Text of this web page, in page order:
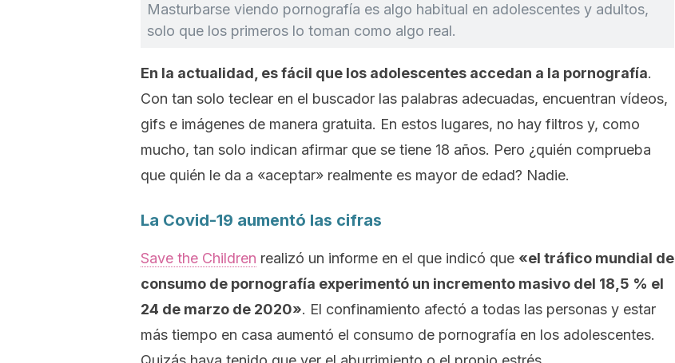
Masturbarse viendo pornografía es algo habitual en adolescentes y adultos,
solo que los primeros lo toman como algo real.
En la actualidad, es fácil que los adolescentes accedan a la pornografía.
Con tan solo teclear en el buscador las palabras adecuadas, encuentran vídeos,
gifs e imágenes de manera gratuita. En estos lugares, no hay filtros y, como
mucho, tan solo indican afirmar que se tiene 18 años. Pero ¿quién comprueba
que quién le da a «aceptar» realmente es mayor de edad? Nadie.
La Covid-19 aumentó las cifras
Save the Children realizó un informe en el que indicó que «el tráfico mundial de
consumo de pornografía experimentó un incremento masivo del 18,5 % el
24 de marzo de 2020». El confinamiento afectó a todas las personas y estar
más tiempo en casa aumentó el consumo de pornografía en los adolescentes.